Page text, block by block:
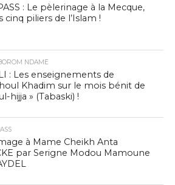
: Le pèlerinage à la Mecque,
cinq piliers de l’Islam !
NDAME
: Les enseignements de
Khadim sur le mois bénit de
hijja » (Tabaski) !
à Mame Cheikh Anta
par Serigne Modou Mamoune